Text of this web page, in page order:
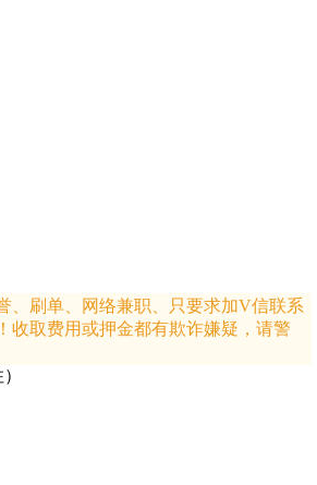
、刷单、网络兼职、只要求加V信联系
收取费用或押金都有欺诈嫌疑，请警